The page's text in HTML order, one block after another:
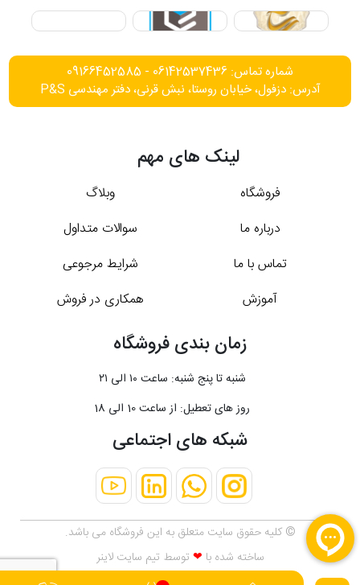
شماره تماس: 06142537436 - 09166452585
آدرس: دزفول، خیابان روستا، نبش قرنی، دفتر مهندسی P&S
لینک های مهم
فروشگاه
وبلاگ
درباره ما
سوالات متداول
تماس با ما
شرایط مرجوعی
آموزش
همکاری در فروش
زمان بندی فروشگاه
شنبه تا پنج شنبه: ساعت ۱۰ الی ۲۱
روز های تعطیل: از ساعت 10 الی 18
شبکه های اجتماعی
© کلیه حقوق سایت متعلق به این فروشگاه می باشد.
ساخته شده با ❤ توسط تیم سایت لاینر